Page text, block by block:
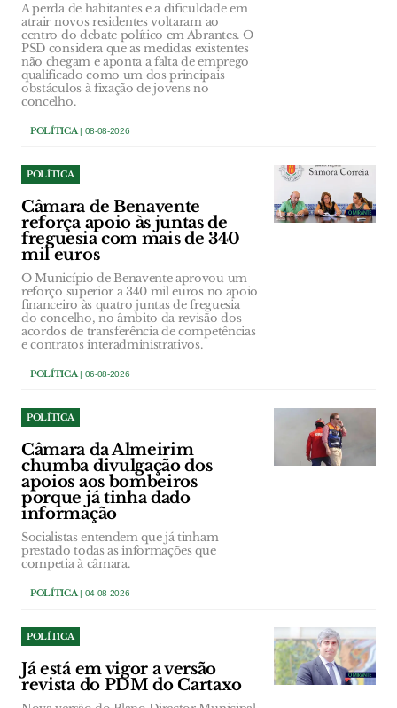
A perda de habitantes e a dificuldade em
atrair novos residentes voltaram ao
centro do debate político em Abrantes. O
PSD considera que as medidas existentes
não chegam e aponta a falta de emprego
qualificado como um dos principais
obstáculos à fixação de jovens no
concelho.
POLÍTICA| 08-08-2026
POLÍTICA
Câmara de Benavente
reforça apoio às juntas de
freguesia com mais de 340
mil euros
O Município de Benavente aprovou um
reforço superior a 340 mil euros no apoio
financeiro às quatro juntas de freguesia
do concelho, no âmbito da revisão dos
acordos de transferência de competências
e contratos interadministrativos.
POLÍTICA| 06-08-2026
POLÍTICA
Câmara da Almeirim
chumba divulgação dos
apoios aos bombeiros
porque já tinha dado
informação
Socialistas entendem que já tinham
prestado todas as informações que
competia à câmara.
POLÍTICA| 04-08-2026
POLÍTICA
Já está em vigor a versão
revista do PDM do Cartaxo